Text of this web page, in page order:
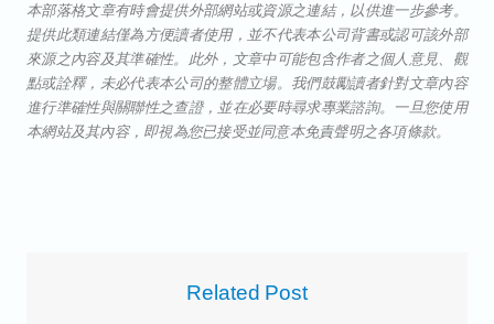
本部落格文章有時會提供外部網站或資源之連結，以供進一步參考。
提供此類連結僅為方便讀者使用，並不代表本公司背書或認可該外部
來源之內容及其準確性。此外，文章中可能包含作者之個人意見、觀
點或詮釋，未必代表本公司的整體立場。我們鼓勵讀者針對文章內容
進行準確性與關聯性之查證，並在必要時尋求專業諮詢。一旦您使用
本網站及其內容，即視為您已接受並同意本免責聲明之各項條款。
Related Post